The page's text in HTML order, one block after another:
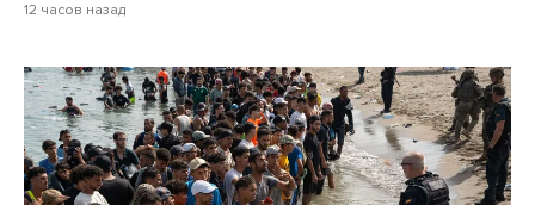
12 часов назад